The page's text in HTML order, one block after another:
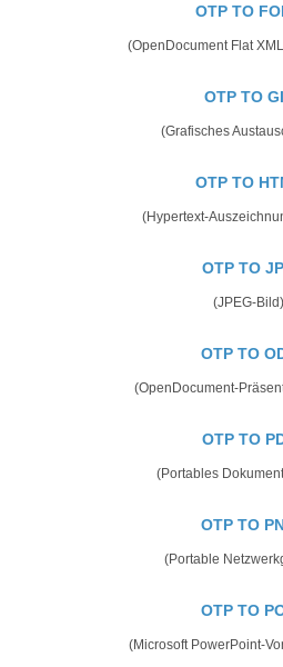
OTP TO
(OpenDocument Flat
OTP TO
(Grafisches
OTP TO
(Hypertext-
OTP TO
(JPEG-Bild)
OTP TO
(OpenDocument-
OTP TO
(Portables
OTP TO
(Portable
OTP TO
(Microsoft PowerPoint-